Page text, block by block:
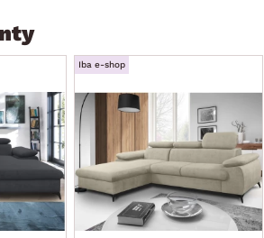
zadnej časti (možné umiestnenie aj
roh (otoman umiestnený vpravo)
(zaoblená, mäkko
priestranný
komfortné vypolstrovanie
Iba e-shop